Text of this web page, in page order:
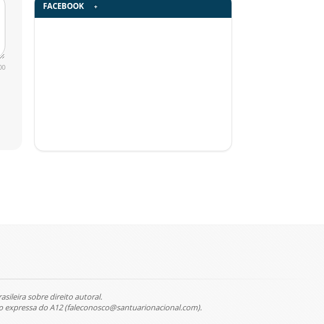
FACEBOOK
sobre direito autoral.
do A12 (faleconosco@santuarionacional.com).